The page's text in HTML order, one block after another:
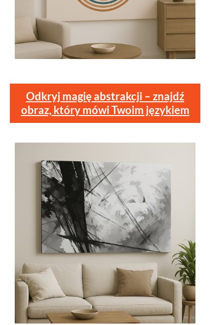
Odkryj magię abstrakcji – znajdź
obraz, który mówi Twoim językiem